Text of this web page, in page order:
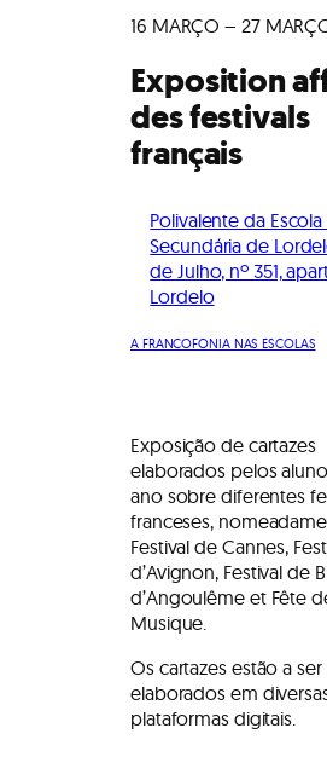
16 MARÇO – 27
Exposition
des festivals
français
Polivalente da Escola
Secundária de
de Julho, nº 351,
Lordelo
A FRANCOFONIA NAS ESCOLAS
Exposição de cartazes
elaborados pelos
ano sobre diferentes
franceses,
Festival de Cannes,
d’Avignon, Festival de
d’Angoulême et Fête
Musique.
Os cartazes estão a ser
elaborados em
plataformas digitais.